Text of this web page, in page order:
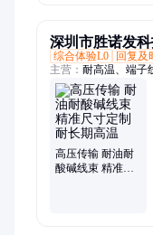
深圳市胜诺发
综合体验L0
回复及
主营： 耐高温、端子
高压传输 耐油耐
酸碱线束 精准尺